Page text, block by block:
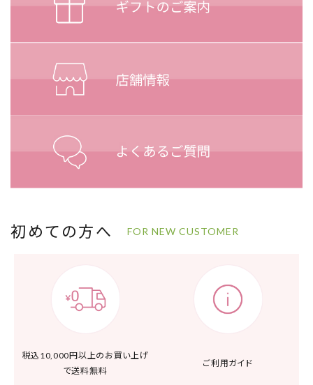
初めての方へ FOR NEW CUSTOMER
税込10,000円以上の お買い上げ
で送料無料
ご利用ガイド